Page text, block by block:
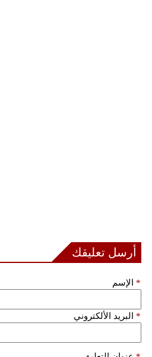
أرسل تعليقك
الإسم *
البريد الألكتروني *